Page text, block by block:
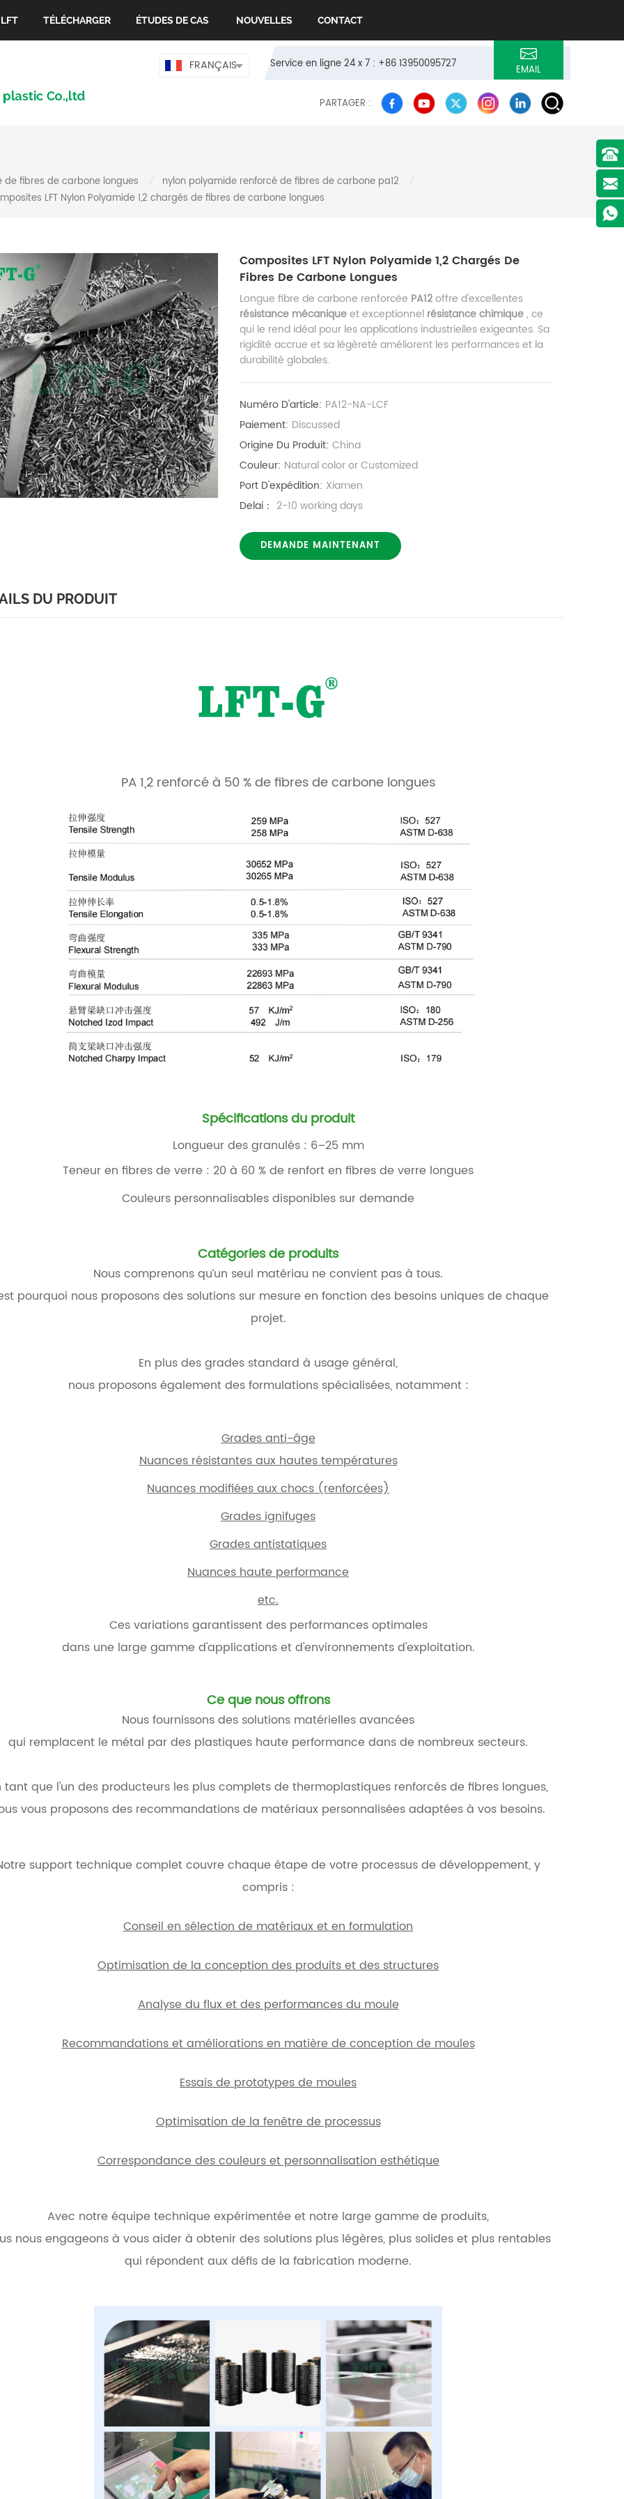
TÉLÉCHARGER ÉTUDES DE CAS NOUVELLES CONTACT
Service en ligne 24 x 7 : +86 13950095727 EMAIL
FRANÇAIS
PARTAGER :
de fibres de carbone longues nylon polyamide renforcé de fibres de carbone pa12
LFT Nylon Polyamide 1,2 chargés de fibres de carbone longues
Composites LFT Nylon Polyamide 1,2 Chargés De
Fibres De Carbone Longues
Longue fibre de carbone renforcée PA12offre d'excellentes
résistance mécaniqueet exceptionnel résistance chimique, ce
qui le rend idéal pour les applications industrielles exigeantes. Sa
rigidité accrue et sa légèreté améliorent les performances et la
durabilité globales.
Numéro D'article: PA12-NA-LCF
Paiement: Discussed
Origine Du Produit: China
Couleur: Natural color or Customized
Port D'expédition: Xiamen
Delai： 2-10 working days
DEMANDE MAINTENANT
DU PRODUIT
PA 1,2 renforcé à 50 % de fibres de carbone longues
Spécifications du produit
Longueur des granulés : 6–25 mm
Teneur en fibres de verre : 20 à 60 % de renfort en fibres de verre longues
Couleurs personnalisables disponibles sur demande
Catégories de produits
Nous comprenons qu’un seul matériau ne convient pas à tous.
pourquoi nous proposons des solutions sur mesure en fonction des besoins uniques de chaque
projet.
En plus des grades standard à usage général,
nous proposons également des formulations spécialisées, notamment :
Grades anti-âge
Nuances résistantes aux hautes températures
Nuances modifiées aux chocs (renforcées)
Grades ignifuges
Grades antistatiques
Nuances haute performance
etc.
Ces variations garantissent des performances optimales
dans une large gamme d'applications et d'environnements d'exploitation.
Ce que nous offrons
Nous fournissons des solutions matérielles avancées
qui remplacent le métal par des plastiques haute performance dans de nombreux secteurs.
tant que l'un des producteurs les plus complets de thermoplastiques renforcés de fibres longues,
vous proposons des recommandations de matériaux personnalisées adaptées à vos besoins.
support technique complet couvre chaque étape de votre processus de développement, y
compris :
Conseil en sélection de matériaux et en formulation
Optimisation de la conception des produits et des structures
Analyse du flux et des performances du moule
Recommandations et améliorations en matière de conception de moules
Essais de prototypes de moules
Optimisation de la fenêtre de processus
Correspondance des couleurs et personnalisation esthétique
Avec notre équipe technique expérimentée et notre large gamme de produits,
nous engageons à vous aider à obtenir des solutions plus légères, plus solides et plus rentables
qui répondent aux défis de la fabrication moderne.